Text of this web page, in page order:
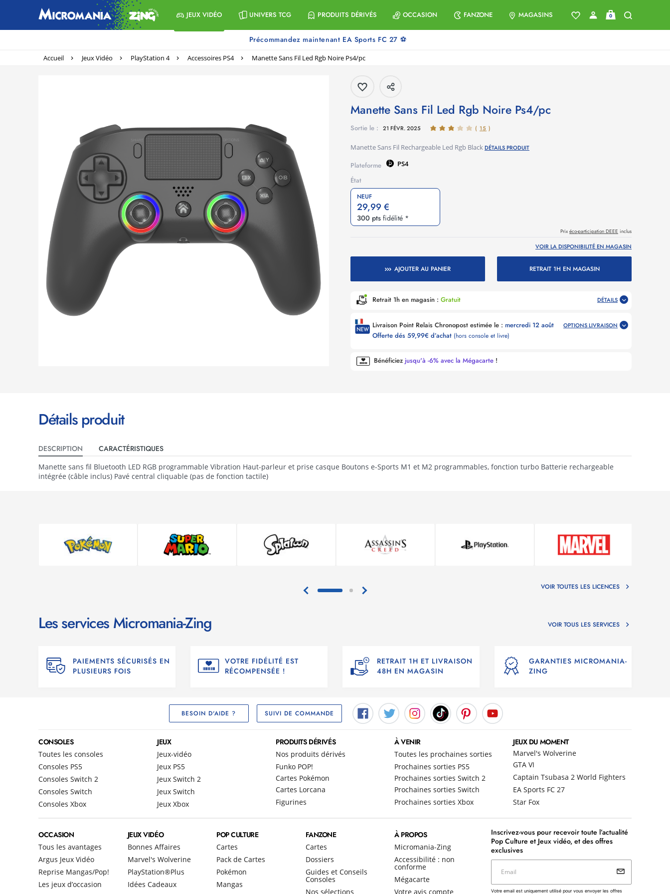
JEUX VIDÉO UNIVERS TCG PRODUITS DÉRIVÉS OCCASION FANZONE MAGASINS 0
Précommandez maintenant EA Sports FC 27 ⚽
Accueil Jeux Vidéo PlayStation 4 Accessoires PS4 Manette Sans Fil Led Rgb Noire Ps4/pc
Manette Sans Fil Led Rgb Noire Ps4/pc
Sortie le : 21 FÉVR. 2025 ( 15 )
Manette Sans Fil Rechargeable Led Rgb BlackDÉTAILS PRODUIT
Plateforme PS4
État
NEUF
29,99 €
300 pts fidélité *
Prix éco-participation DEEE inclus
VOIR LA DISPONIBILITÉ EN MAGASIN
AJOUTER AU PANIER RETRAIT 1H EN MAGASIN
Retrait 1h en magasin : Gratuit DÉTAILS
Livraison Point Relais Chronopost estimée le : mercredi 12 août
Offerte dés 59,99€ d’achat (hors console et livre)
OPTIONS LIVRAISON
Bénéficiez jusqu'à -6% avec la Mégacarte !
Détails produit
DESCRIPTION CARACTÉRISTIQUES
Manette sans fil Bluetooth LED RGB programmable Vibration Haut-parleur et prise casque Boutons e-Sports M1 et M2 programmables, fonction turbo Batterie rechargeable
intégrée (câble inclus) Pavé central cliquable (pas de fonction tactile)
VOIR TOUTES LES LICENCES
Les services Micromania-Zing VOIR TOUS LES SERVICES
PAIEMENTS SÉCURISÉS EN
PLUSIEURS FOIS
VOTRE FIDÉLITÉ EST
RÉCOMPENSÉE !
RETRAIT 1H ET LIVRAISON
48H EN MAGASIN
GARANTIES MICROMANIA-
ZING
BESOIN D'AIDE ? SUIVI DE COMMANDE
CONSOLES
Toutes les consoles
Consoles PS5
Consoles Switch 2
Consoles Switch
Consoles Xbox
JEUX
Jeux-vidéo
Jeux PS5
Jeux Switch 2
Jeux Switch
Jeux Xbox
PRODUITS DÉRIVÉS
Nos produits dérivés
Funko POP!
Cartes Pokémon
Cartes Lorcana
Figurines
À VENIR
Toutes les prochaines sorties
Prochaines sorties PS5
Prochaines sorties Switch 2
Prochaines sorties Switch
Prochaines sorties Xbox
JEUX DU MOMENT
Marvel's Wolverine
GTA VI
Captain Tsubasa 2 World Fighters
EA Sports FC 27
Star Fox
OCCASION
Tous les avantages
Argus Jeux Vidéo
Reprise Mangas/Pop!
Les jeux d’occasion
JEUX VIDÉO
Bonnes Affaires
Marvel's Wolverine
PlayStation®Plus
Idées Cadeaux
POP CULTURE
Cartes
Pack de Cartes
Pokémon
Mangas
FANZONE
Cartes
Dossiers
Guides et Conseils
Consoles
Nos sélections
À PROPOS
Micromania-Zing
Accessibilité : non
conforme
Mégacarte
Votre avis compte
Inscrivez-vous pour recevoir toute l’actualité
Pop Culture et Jeux vidéo, et des offres
exclusives
Votre email est uniquement utilisé pour vous envoyer les
Email
Votre email est uniquement utilisé pour vous envoyer les offres